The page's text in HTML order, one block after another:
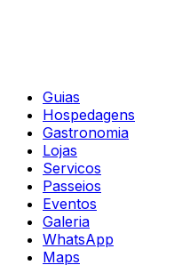
Guias
Hospedagens
Gastronomia
Lojas
Servicos
Passeios
Eventos
Galeria
WhatsApp
Maps